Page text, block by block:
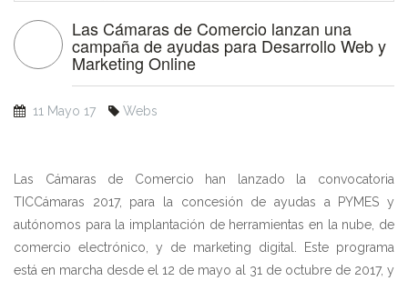
Las Cámaras de Comercio lanzan una
campaña de ayudas para Desarrollo Web y
Marketing Online
11 Mayo 17 Webs
Las Cámaras de Comercio han lanzado la convocatoria
TICCámaras 2017, para la concesión de ayudas a PYMES y
autónomos para la implantación de herramientas en la nube, de
comercio electrónico, y de marketing digital. Este programa
está en marcha desde el 12 de mayo al 31 de octubre de 2017, y